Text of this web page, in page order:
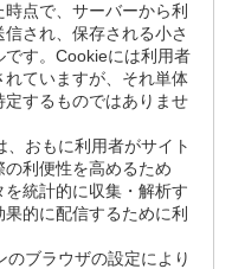
点で、サーバーから利
され、保存される小さ
です。Cookieには利用者
ていますが、それ単体
定するものではありませ
、おもに利用者がサイト
利便性を高めるため
を統計的に収集・解析す
的に配信するために利
のブラウザの設定により